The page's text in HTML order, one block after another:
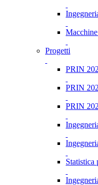
Progetti
PRIN
PRIN
PRIN
Statistica